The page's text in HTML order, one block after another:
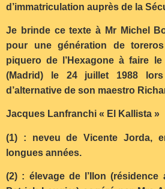
d’immatriculation auprès de la
Je brinde ce texte à Mr Michel
pour une génération de
piquero de l’Hexagone à faire
(Madrid) le 24 juillet 1988
d’alternative de son maestro
Jacques Lanfranchi « El Kallista »
(1) : neveu de Vicente Jorda,
longues années.
(2) : élevage de l’Ilon (résidence